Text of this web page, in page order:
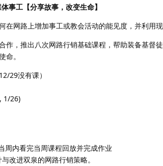
事工【分享故事，改变生命】
在网路上增加事工或教会活动的能见度，并利用
，推出八次网路行销基础课程，帮助装备基督
命。
29没有课）
1/26)
周内看完当周课程回放并完成作业
改进双泉的网路行销策略。